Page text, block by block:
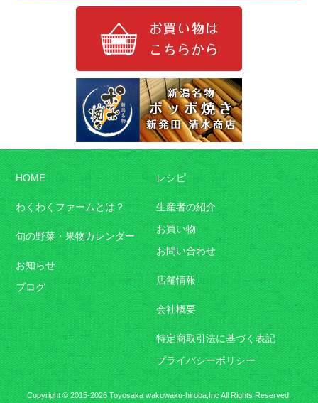
HOME
わくわくファームとは？
旬の野菜・果物カレンダー
お知らせ
ブログ
レシピ
生産者の紹介
お買い物
お問い合わせ
店舗情報
会社概要
特定商取引法に基づく表記
プライバシーポリシー
Copyright © 2015-2026 Toyosaka wakuwaku-hiroba,Inc All Rights Reserved.